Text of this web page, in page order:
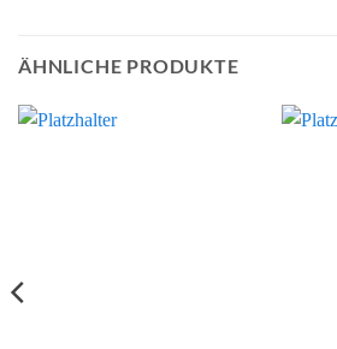
ÄHNLICHE PRODUKTE